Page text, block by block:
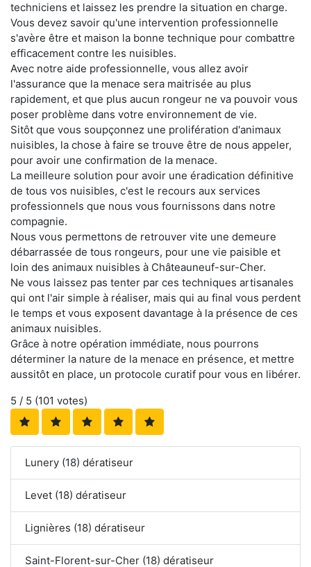
techniciens et laissez les prendre la situation en charge.
Vous devez savoir qu'une intervention professionnelle
s'avère être et maison la bonne technique pour combattre
efficacement contre les nuisibles.
Avec notre aide professionnelle, vous allez avoir
l'assurance que la menace sera maitrisée au plus
rapidement, et que plus aucun rongeur ne va pouvoir vous
poser problème dans votre environnement de vie.
Sitôt que vous soupçonnez une prolifération d'animaux
nuisibles, la chose à faire se trouve être de nous appeler,
pour avoir une confirmation de la menace.
La meilleure solution pour avoir une éradication définitive
de tous vos nuisibles, c'est le recours aux services
professionnels que nous vous fournissons dans notre
compagnie.
Nous vous permettons de retrouver vite une demeure
débarrassée de tous rongeurs, pour une vie paisible et
loin des animaux nuisibles à Châteauneuf-sur-Cher.
Ne vous laissez pas tenter par ces techniques artisanales
qui ont l'air simple à réaliser, mais qui au final vous perdent
le temps et vous exposent davantage à la présence de ces
animaux nuisibles.
Grâce à notre opération immédiate, nous pourrons
déterminer la nature de la menace en présence, et mettre
aussitôt en place, un protocole curatif pour vous en libérer.
5 / 5 (101 votes)
Lunery (18) dératiseur
Levet (18) dératiseur
Lignières (18) dératiseur
Saint-Florent-sur-Cher (18) dératiseur